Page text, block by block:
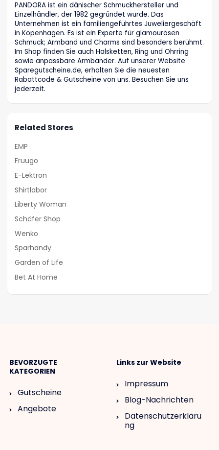
PANDORA ist ein dänischer Schmuckhersteller und
Einzelhändler, der 1982 gegründet wurde. Das
Unternehmen ist ein familiengeführtes Juweliergeschäft
in Kopenhagen. Es ist ein Experte für glamourösen
Schmuck; Armband und Charms sind besonders berühmt.
Im Shop finden Sie auch Halsketten, Ring und Ohrring
sowie anpassbare Armbänder. Auf unserer Website
Sparegutscheine.de, erhalten Sie die neuesten
Rabattcode & Gutscheine von uns. Besuchen Sie uns
jederzeit.
Related Stores
EMP
Fruugo
E-Lektron
Shirtlabor
Liberty Woman
Schäfer Shop
Wenko
Sparhandy
Garden of Life
Bet At Home
BEVORZUGTE
KATEGORIEN
Gutscheine
Angebote
Links zur Website
Impressum
Blog-Nachrichten
Datenschutzerkläru
ng